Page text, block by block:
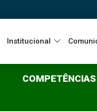
Institucional